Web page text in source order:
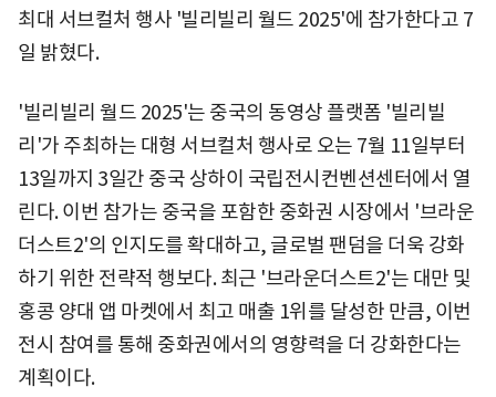
최대 서브컬처 행사 '빌리빌리 월드 2025'에 참가한다고 7
일 밝혔다.
'빌리빌리 월드 2025'는 중국의 동영상 플랫폼 '빌리빌
리'가 주최하는 대형 서브컬처 행사로 오는 7월 11일부터
13일까지 3일간 중국 상하이 국립전시컨벤션센터에서 열
린다. 이번 참가는 중국을 포함한 중화권 시장에서 '브라운
더스트2'의 인지도를 확대하고, 글로벌 팬덤을 더욱 강화
하기 위한 전략적 행보다. 최근 '브라운더스트2'는 대만 및
홍콩 양대 앱 마켓에서 최고 매출 1위를 달성한 만큼, 이번
전시 참여를 통해 중화권에서의 영향력을 더 강화한다는
계획이다.